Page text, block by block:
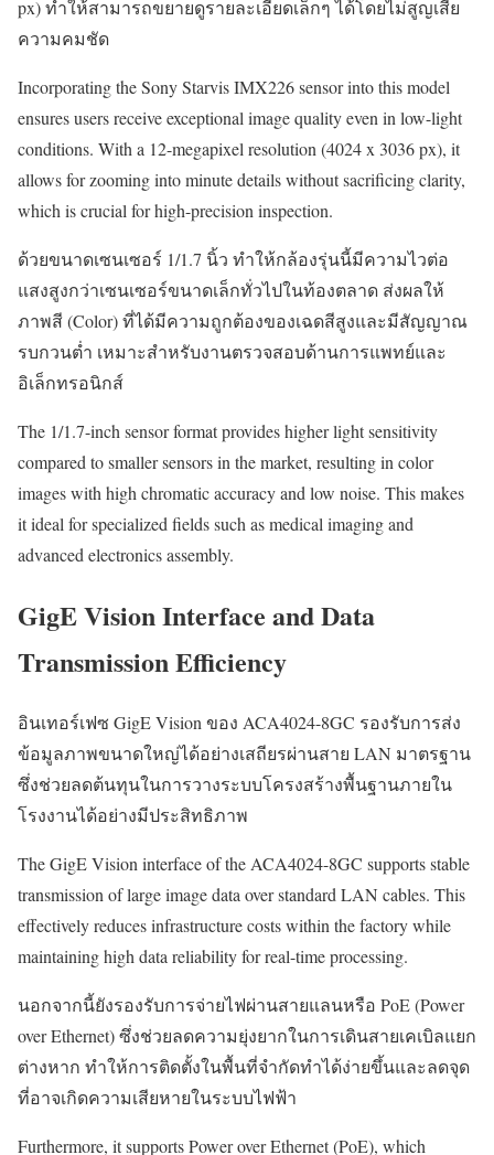
px) ทำให้สามารถขยายดูรายละเอียดเล็กๆ ได้โดยไม่สูญเสีย
ความคมชัด
Incorporating the Sony Starvis IMX226 sensor into this model
ensures users receive exceptional image quality even in low-light
conditions. With a 12-megapixel resolution (4024 x 3036 px), it
allows for zooming into minute details without sacrificing clarity,
which is crucial for high-precision inspection.
ด้วยขนาดเซนเซอร์ 1/1.7 นิ้ว ทำให้กล้องรุ่นนี้มีความไวต่อ
แสงสูงกว่าเซนเซอร์ขนาดเล็กทั่วไปในท้องตลาด ส่งผลให้
ภาพสี (Color) ที่ได้มีความถูกต้องของเฉดสีสูงและมีสัญญาณ
รบกวนต่ำ เหมาะสำหรับงานตรวจสอบด้านการแพทย์และ
อิเล็กทรอนิกส์
The 1/1.7-inch sensor format provides higher light sensitivity
compared to smaller sensors in the market, resulting in color
images with high chromatic accuracy and low noise. This makes
it ideal for specialized fields such as medical imaging and
advanced electronics assembly.
GigE Vision Interface and Data
Transmission Efficiency
อินเทอร์เฟซ GigE Vision ของ ACA4024-8GC รองรับการส่ง
ข้อมูลภาพขนาดใหญ่ได้อย่างเสถียรผ่านสาย LAN มาตรฐาน
ซึ่งช่วยลดต้นทุนในการวางระบบโครงสร้างพื้นฐานภายใน
โรงงานได้อย่างมีประสิทธิภาพ
The GigE Vision interface of the ACA4024-8GC supports stable
transmission of large image data over standard LAN cables. This
effectively reduces infrastructure costs within the factory while
maintaining high data reliability for real-time processing.
นอกจากนี้ยังรองรับการจ่ายไฟผ่านสายแลนหรือ PoE (Power
over Ethernet) ซึ่งช่วยลดความยุ่งยากในการเดินสายเคเบิลแยก
ต่างหาก ทำให้การติดตั้งในพื้นที่จำกัดทำได้ง่ายขึ้นและลดจุด
ที่อาจเกิดความเสียหายในระบบไฟฟ้า
Furthermore, it supports Power over Ethernet (PoE), which